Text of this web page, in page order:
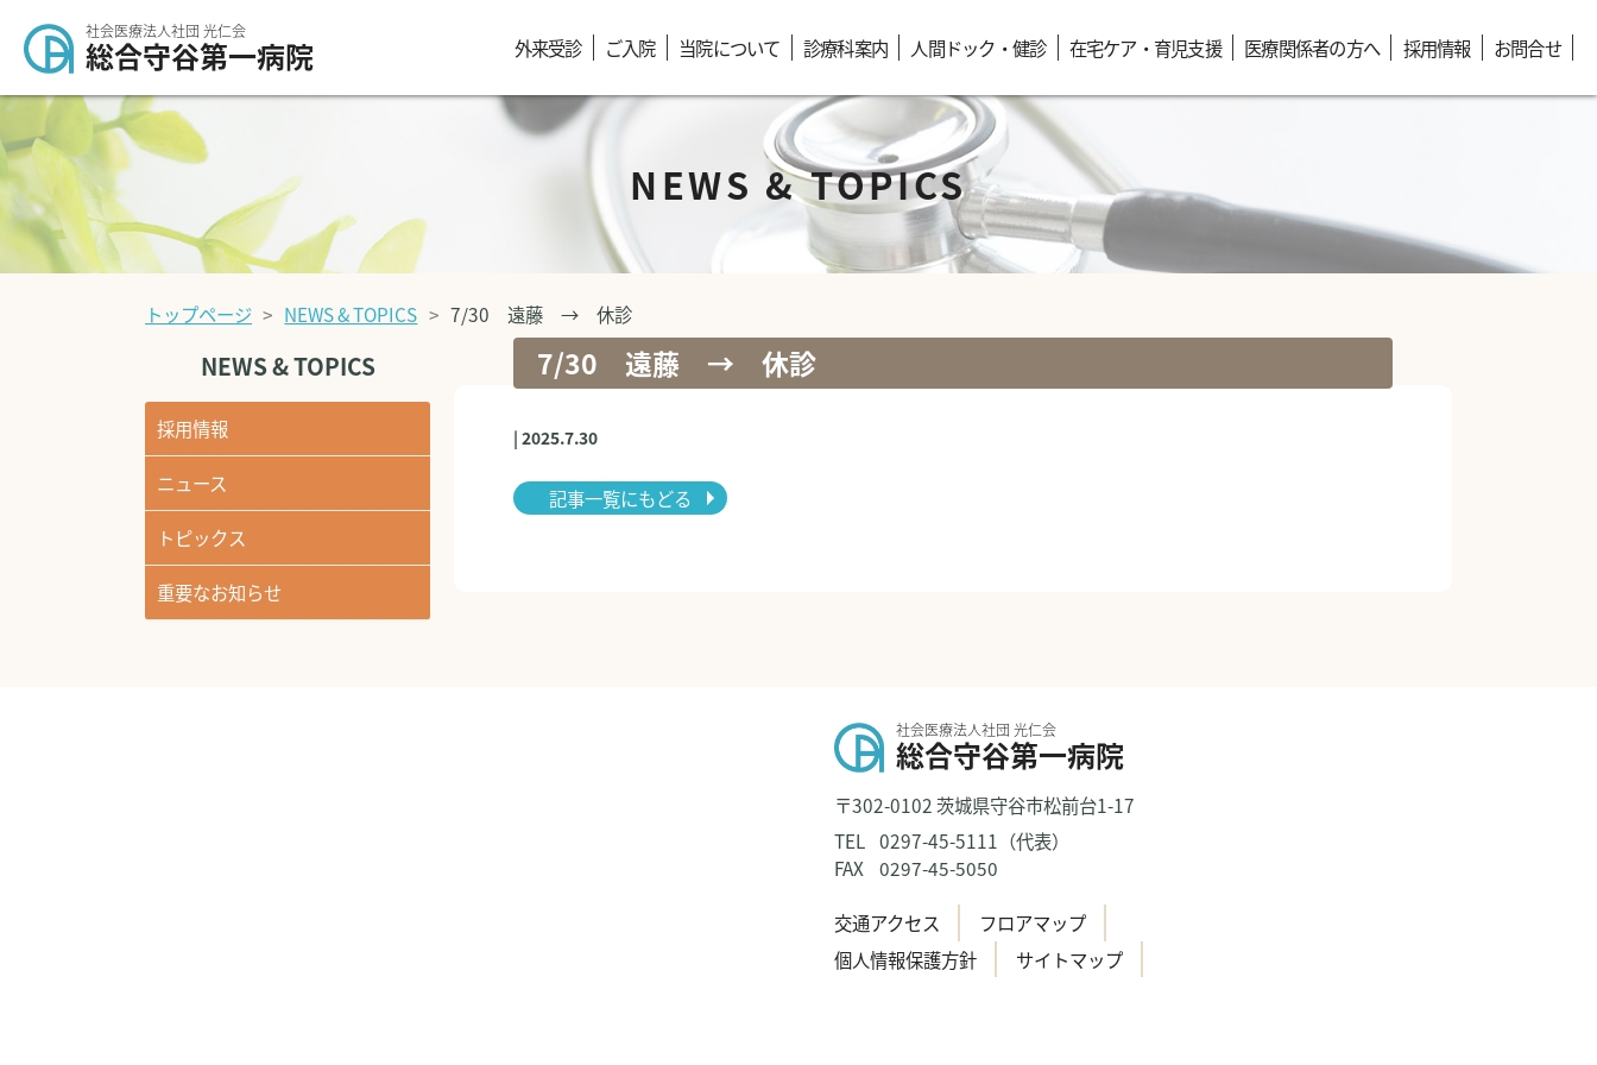
社会医療法人社団 光仁会
総合守谷第一病院 外来受診 ご入院 当院について 診療科案内 人間ドック・健診 在宅ケア・育児支援 医療関係者の方へ 採用情報 お問合せ
NEWS & TOPICS
トップページ NEWS & TOPICS 7/30 遠藤 → 休診
7/30 遠藤 → 休診
| 2025.7.30
記事一覧にもどる
NEWS & TOPICS
採用情報
ニュース
トピックス
重要なお知らせ
社会医療法人社団 光仁会
総合守谷第一病院
〒302-0102 茨城県守谷市松前台1-17
TEL 0297-45-5111（代表）
FAX
0297-45-5050
交通アクセス
フロアマップ
個人情報保護方針
サイトマップ